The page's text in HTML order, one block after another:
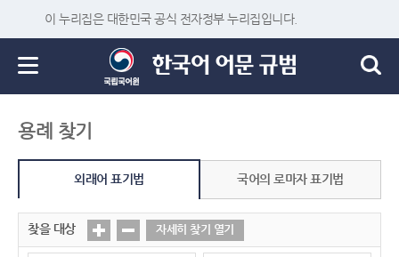
이 누리집은 대한민국 공식 전자정부 누리집입니다.
용례 찾기
외래어 표기법 국어의 로마자 표기법
찾을 대상 자세히 찾기 열기